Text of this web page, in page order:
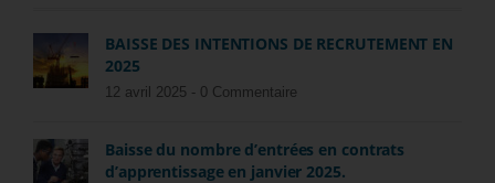
BAISSE DES INTENTIONS DE RECRUTEMENT EN
2025
12 avril 2025 - 0 Commentaire
Baisse du nombre d’entrées en contrats
d’apprentissage en janvier 2025.